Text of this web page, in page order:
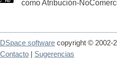
como Atribución-
DSpace software copyright © 2002-
Contacto | Sugerencias